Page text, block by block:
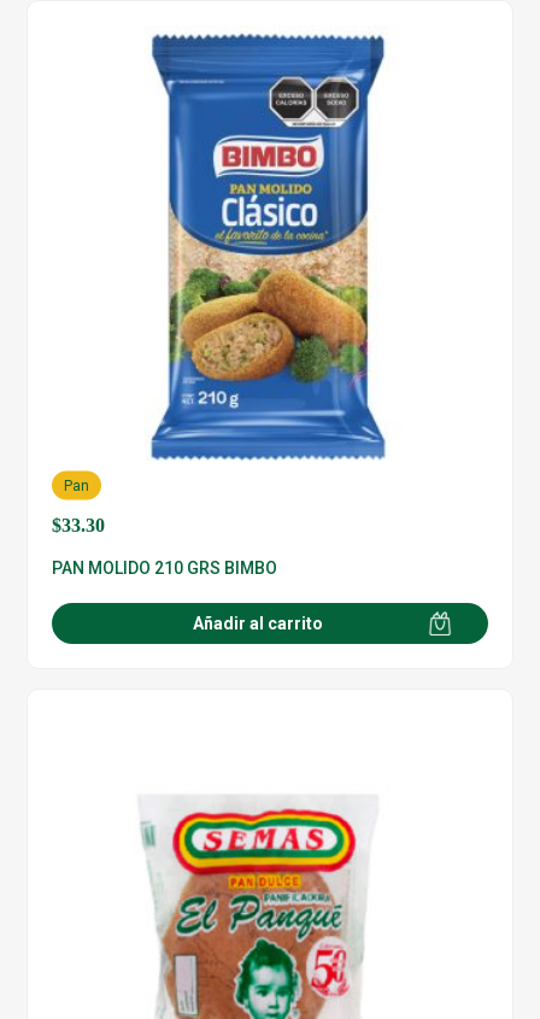
$33.30
Pan
PAN MOLIDO 210 GRS BIMBO
Añadir al carrito